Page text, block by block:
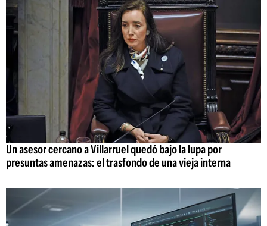
Un asesor cercano a Villarruel quedó bajo la lupa por
presuntas amenazas: el trasfondo de una vieja interna